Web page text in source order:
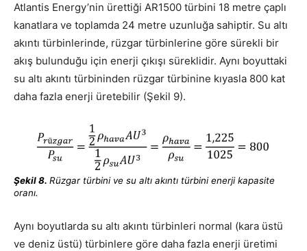
Atlantis Energy’nin ürettiği AR1500 türbini 18 metre çaplı
kanatlara ve toplamda 24 metre uzunluğa sahiptir. Su altı
akıntı türbinlerinde, rüzgar türbinlerine göre sürekli bir
akış bulunduğu için enerji çıkışı süreklidir. Aynı boyuttaki
su altı akıntı türbininden rüzgar türbinine kıyasla 800 kat
daha fazla enerji üretebilir (Şekil 9).
Şekil 8. Rüzgar türbini ve su altı akıntı türbini enerji kapasite
oranı.
Aynı boyutlarda su altı akıntı türbinleri normal (kara üstü
ve deniz üstü) türbinlere göre daha fazla enerji üretimi